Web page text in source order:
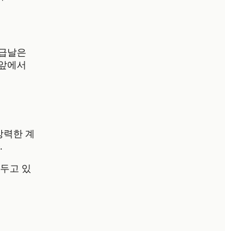
날은
에서
한 계
고 있